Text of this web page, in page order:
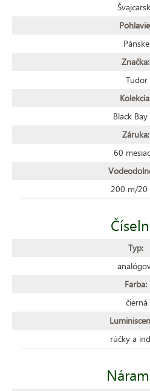
Pánske
Značka:
Tudor
Black
Záruka:
60
200 m/20
Typ:
Farba:
čierná
rúčky a